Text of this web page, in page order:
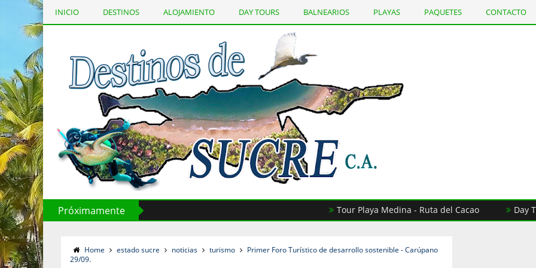
INICIO DESTINOS ALOJAMIENTO DAY TOURS BALNEARIOS PLAYAS PAQUETES CONTACTO
Próximamente Tour Playa Medina - Ruta del Cacao Day
Home estado sucre noticias turismo
Primer Foro Turístico de desarrollo sostenible - Carúpano
29/09.